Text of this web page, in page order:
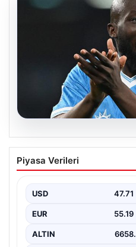
08.08.2026
Fenerbahçe,
bitiriyor! Defansların
Piyasa Verileri
USD 47.71
EUR 55.19
ALTIN